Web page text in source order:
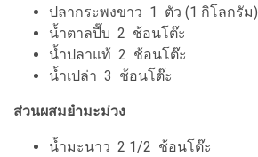
ปลากระพงขาว 1 ตัว (1 กิโลกรัม)
น้ำตาลปี๊บ 2 ช้อนโต๊ะ
น้ำปลาแท้ 2 ช้อนโต๊ะ
น้ำเปล่า 3 ช้อนโต๊ะ
ส่วนผสมยำมะม่วง
น้ำมะนาว 2 1/2 ช้อนโต๊ะ